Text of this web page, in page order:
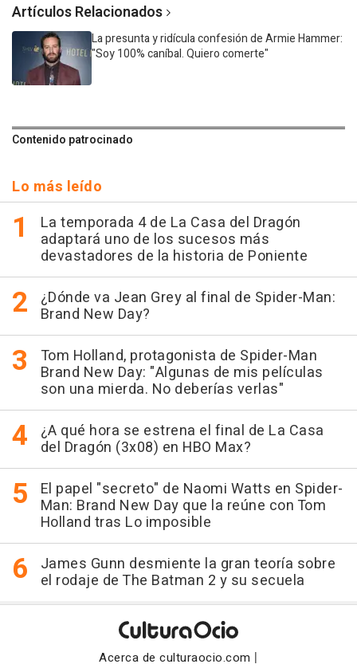
Artículos Relacionados
La presunta y ridícula confesión de Armie Hammer:
"Soy 100% caníbal. Quiero comerte"
Contenido patrocinado
Lo más leído
La temporada 4 de La Casa del Dragón
adaptará uno de los sucesos más
devastadores de la historia de Poniente
¿Dónde va Jean Grey al final de Spider-Man:
Brand New Day?
Tom Holland, protagonista de Spider-Man
Brand New Day: "Algunas de mis películas
son una mierda. No deberías verlas"
¿A qué hora se estrena el final de La Casa
del Dragón (3x08) en HBO Max?
El papel "secreto" de Naomi Watts en Spider-
Man: Brand New Day que la reúne con Tom
Holland tras Lo imposible
James Gunn desmiente la gran teoría sobre
el rodaje de The Batman 2 y su secuela
Acerca de culturaocio.com |